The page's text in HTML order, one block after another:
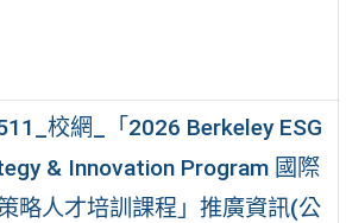
校網_「2026 Berkeley ESG
& Innovation Program 國際
略人才培訓課程」推廣資訊(公